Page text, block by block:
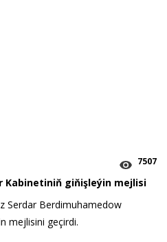
7507
giňişleýin mejlisi
Serdar Berdimuhamedow
mejlisini geçirdi.